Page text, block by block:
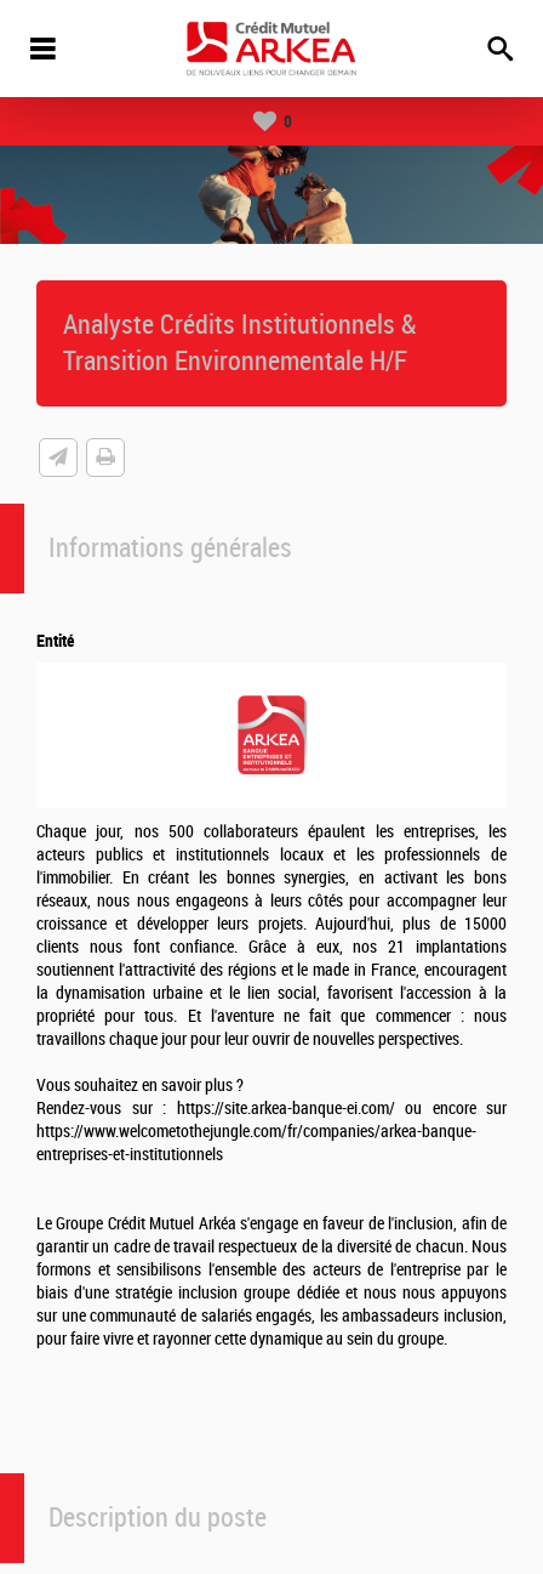
0
Analyste Crédits Institutionnels &
Transition Environnementale H/F
Description du poste
Informations générales
Entité
Chaque jour, nos 500 collaborateurs épaulent les entreprises, les
acteurs publics et institutionnels locaux et les professionnels de
l'immobilier. En créant les bonnes synergies, en activant les bons
réseaux, nous nous engageons à leurs côtés pour accompagner leur
croissance et développer leurs projets. Aujourd'hui, plus de 15000
clients nous font confiance. Grâce à eux, nos 21 implantations
soutiennent l'attractivité des régions et le made in France, encouragent
la dynamisation urbaine et le lien social, favorisent l'accession à la
propriété pour tous. Et l'aventure ne fait que commencer : nous
travaillons chaque jour pour leur ouvrir de nouvelles perspectives.
Vous souhaitez en savoir plus ?
Rendez-vous sur : https://site.arkea-banque-ei.com/ ou encore sur
https://www.welcometothejungle.com/fr/companies/arkea-banque-
entreprises-et-institutionnels
Le Groupe Crédit Mutuel Arkéa s'engage en faveur de l'inclusion, afin de
garantir un cadre de travail respectueux de la diversité de chacun. Nous
formons et sensibilisons l'ensemble des acteurs de l'entreprise par le
biais d'une stratégie inclusion groupe dédiée et nous nous appuyons
sur une communauté de salariés engagés, les ambassadeurs inclusion,
pour faire vivre et rayonner cette dynamique au sein du groupe.